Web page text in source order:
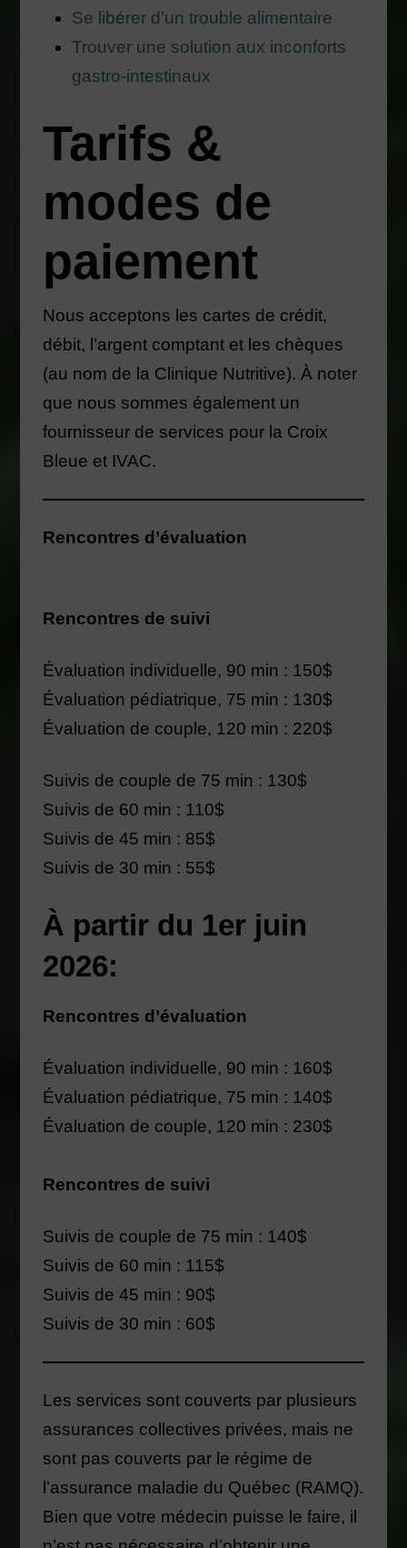
Se libérer d’un trouble alimentaire
Trouver une solution aux inconforts
gastro-intestinaux
Tarifs &
modes de
paiement
Nous acceptons les cartes de crédit,
débit, l’argent comptant et les chèques
(au nom de la Clinique Nutritive). À noter
que nous sommes également un
fournisseur de services pour la Croix
Bleue et IVAC.
Rencontres d’évaluation
Rencontres de suivi
Évaluation individuelle, 90 min : 150$
Évaluation pédiatrique, 75 min : 130$
Évaluation de couple, 120 min : 220$
Suivis de couple de 75 min : 130$
Suivis de 60 min : 110$
Suivis de 45 min : 85$
Suivis de 30 min : 55$
À partir du 1er juin
2026:
Rencontres d’évaluation
Évaluation individuelle, 90 min : 160$
Évaluation pédiatrique, 75 min : 140$
Évaluation de couple, 120 min : 230$
Rencontres de suivi
Suivis de couple de 75 min : 140$
Suivis de 60 min : 115$
Suivis de 45 min : 90$
Suivis de 30 min : 60$
Les services sont couverts par plusieurs
assurances collectives privées, mais ne
sont pas couverts par le régime de
l’assurance maladie du Québec (RAMQ).
Bien que votre médecin puisse le faire, il